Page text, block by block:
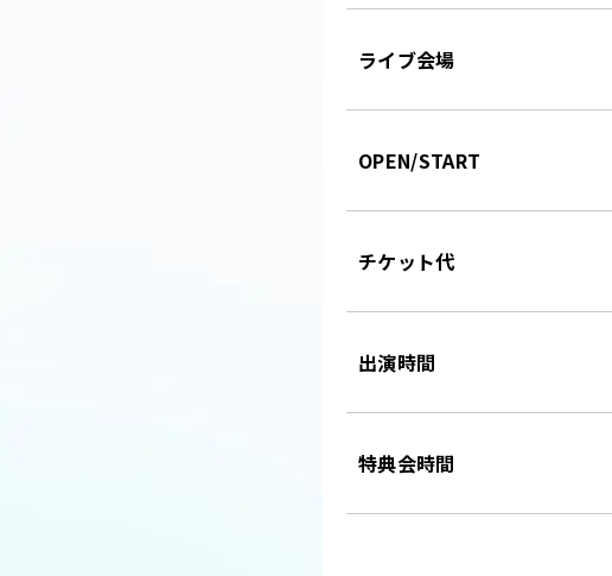
ライブ会場
OPEN/START
チケット代
出演時間
特典会時間